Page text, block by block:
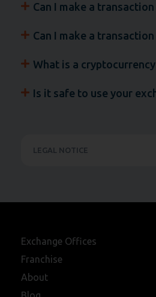
Can I make a
Can I make a
What is a
Is it safe to use your
LEGAL NOTICE
Exchange Offices
Franchise
About